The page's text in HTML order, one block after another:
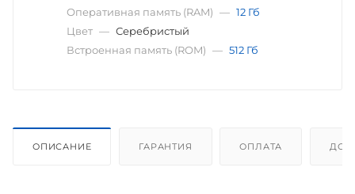
Оперативная память (RAM) — 12 Гб
Цвет — Серебристый
Встроенная память (ROM) — 512 Гб
ОПИСАНИЕ ГАРАНТИЯ ОПЛАТА